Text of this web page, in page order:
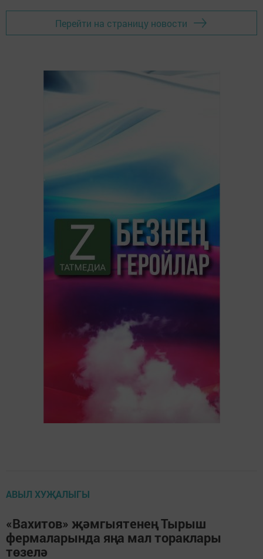
Перейти на страницу новости
АВЫЛ ХУҖАЛЫГЫ
«Вахитов» җәмгыятенең Тырыш
фермаларында яңа мал тораклары
төзелә